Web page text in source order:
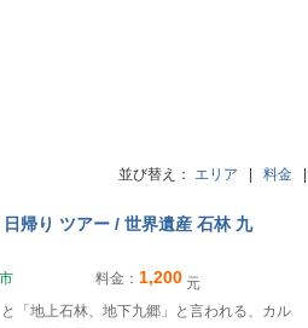
並び替え： エリア 料金
帰り ツアー / 世界遺産 石林 九
料金： 1,200 元
「地上石林、地下九郷」と言われる、カル